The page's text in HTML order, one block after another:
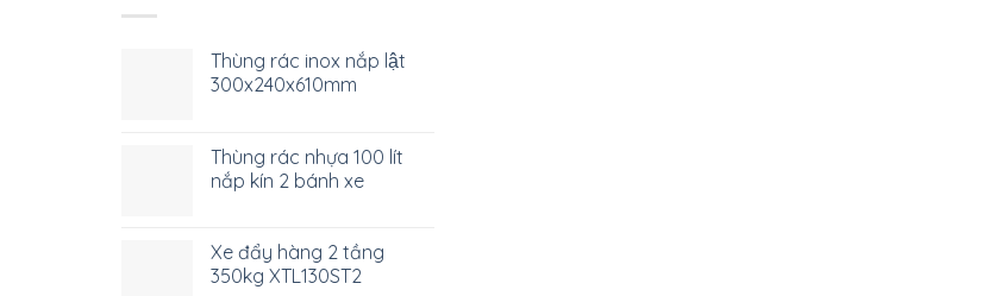
Thùng rác inox nắp lật
300x240x610mm
Thùng rác nhựa 100 lít
nắp kín 2 bánh xe
Xe đẩy hàng 2 tầng
350kg XTL130ST2